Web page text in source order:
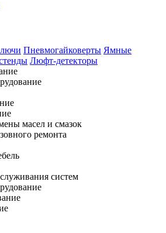
Пневмогайковерты Ямные
Люфт-детекторы
масел и смазок
ремонта
систем